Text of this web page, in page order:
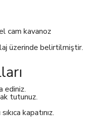
cam kavanoz
üzerinde belirtilmiştir.
ediniz.
tutunuz.
kapatınız.